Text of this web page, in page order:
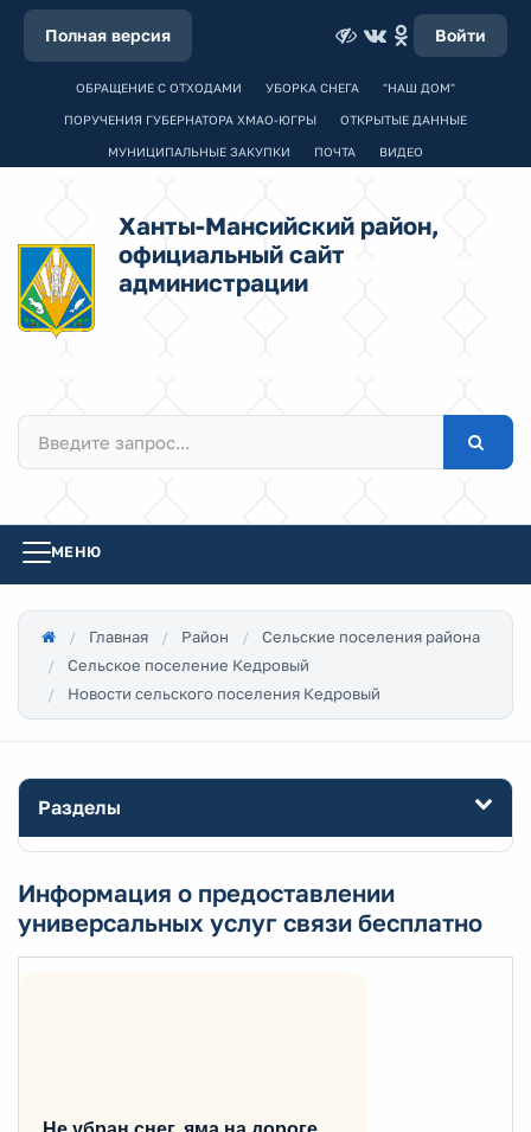
Полная версия Войти
ОБРАЩЕНИЕ С ОТХОДАМИ УБОРКА СНЕГА "НАШ ДОМ"
ПОРУЧЕНИЯ ГУБЕРНАТОРА ХМАО-ЮГРЫ ОТКРЫТЫЕ ДАННЫЕ
МУНИЦИПАЛЬНЫЕ ЗАКУПКИ ПОЧТА ВИДЕО
Ханты-Мансийский район,
официальный сайт
администрации
МЕНЮ
Главная Район
Сельские поселения района
Сельское поселение Кедровый
Новости сельского поселения Кедровый
Разделы
Информация о предоставлении
универсальных услуг связи бесплатно